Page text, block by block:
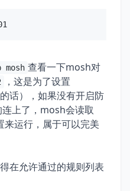
查看一下mosh对
，这是为了设置
话），如果没有开启防
上了，mosh会读取
运行，属于可以完美
在允许通过的规则列表